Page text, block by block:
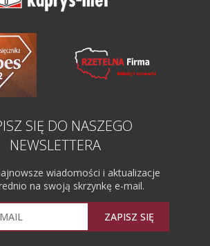
SIĘ DO NASZEGO
NEWSLETTERA
wiadomości i aktualizacje
na swoją skrzynkę e-mail.
ZAPISZ SIĘ